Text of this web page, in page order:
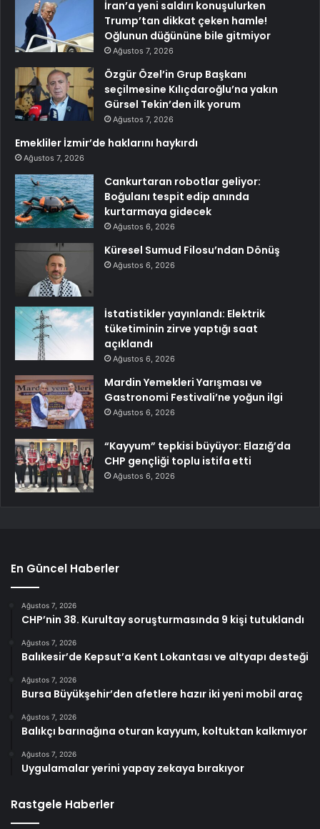
İran’a yeni saldırı konuşulurken
Trump’tan dikkat çeken hamle!
Oğlunun düğününe bile gitmiyor
Ağustos 7, 2026
Özgür Özel’in Grup Başkanı
seçilmesine Kılıçdaroğlu’na yakın
Gürsel Tekin’den ilk yorum
Ağustos 7, 2026
Emekliler İzmir’de haklarını haykırdı
Ağustos 7, 2026
Cankurtaran robotlar geliyor:
Boğulanı tespit edip anında
kurtarmaya gidecek
Ağustos 6, 2026
Küresel Sumud Filosu’ndan Dönüş
Ağustos 6, 2026
İstatistikler yayınlandı: Elektrik
tüketiminin zirve yaptığı saat
açıklandı
Ağustos 6, 2026
Mardin Yemekleri Yarışması ve
Gastronomi Festivali’ne yoğun ilgi
Ağustos 6, 2026
“Kayyum” tepkisi büyüyor: Elazığ’da
CHP gençliği toplu istifa etti
Ağustos 6, 2026
En Güncel Haberler
Ağustos 7, 2026
CHP’nin 38. Kurultay soruşturmasında 9 kişi tutuklandı
Ağustos 7, 2026
Balıkesir’de Kepsut’a Kent Lokantası ve altyapı desteği
Ağustos 7, 2026
Bursa Büyükşehir’den afetlere hazır iki yeni mobil araç
Ağustos 7, 2026
Balıkçı barınağına oturan kayyum, koltuktan kalkmıyor
Ağustos 7, 2026
Uygulamalar yerini yapay zekaya bırakıyor
Rastgele Haberler